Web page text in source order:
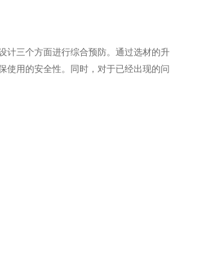
计三个方面进行综合预防。通过选材的升
使用的安全性。同时，对于已经出现的问